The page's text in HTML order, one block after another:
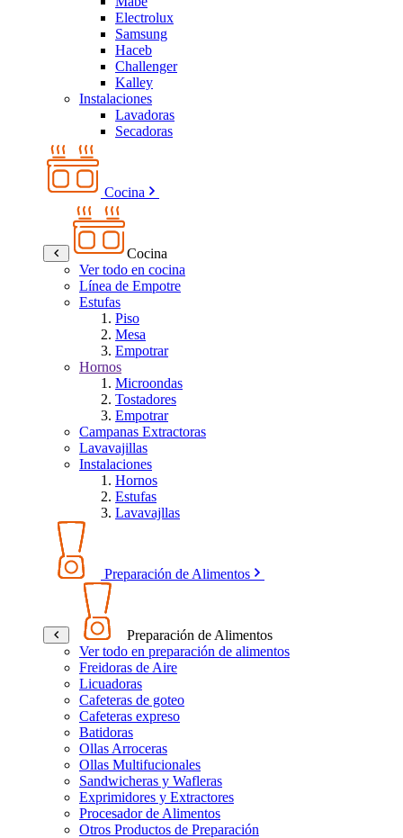
Electrolux
Samsung
Haceb
Challenger
Kalley
Instalaciones
Lavadoras
Secadoras
Cocina
Cocina
Ver todo en cocina
Línea de Empotre
Estufas
Piso
Mesa
Empotrar
Hornos
Microondas
Tostadores
Empotrar
Campanas Extractoras
Lavavajillas
Instalaciones
Hornos
Estufas
Lavavajllas
Preparación de Alimentos
Preparación de Alimentos
Ver todo en preparación de alimentos
Freidoras de Aire
Licuadoras
Cafeteras de goteo
Cafeteras expreso
Batidoras
Ollas Arroceras
Ollas Multifucionales
Sandwicheras y Wafleras
Exprimidores y Extractores
Procesador de Alimentos
Otros Productos de Preparación